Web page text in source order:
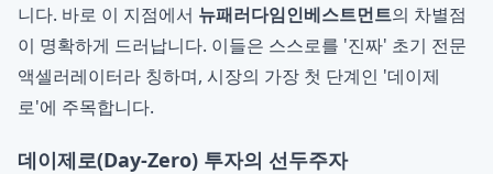
니다. 바로 이 지점에서 뉴패러다임인베스트먼트의 차별점
이 명확하게 드러납니다. 이들은 스스로를 '진짜' 초기 전문
액셀러레이터라 칭하며, 시장의 가장 첫 단계인 '데이제
로'에 주목합니다.
데이제로(Day-Zero) 투자의 선두주자